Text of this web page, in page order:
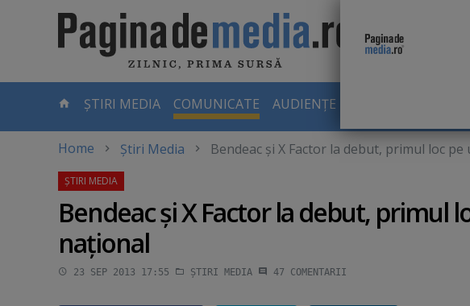
CURENTĂ
ȘTIRI MEDIA COMUNICATE AUDIENȚE TV
Home Știri Media Bendeac şi X Factor la debut, primul loc
Bendeac şi X Factor la debut, primul
naţional
23 SEP 2013 17:55 ȘTIRI MEDIA 47 COMENTARII